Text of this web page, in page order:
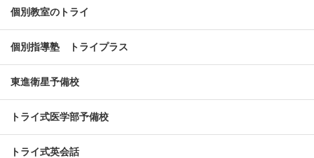
個別教室のトライ
個別指導塾 トライプラス
東進衛星予備校
トライ式医学部予備校
トライ式英会話